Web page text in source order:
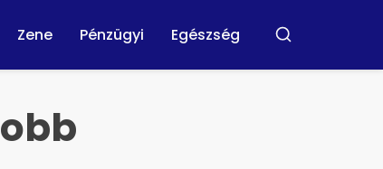
Zene Pénzügyi Egészség Buscar